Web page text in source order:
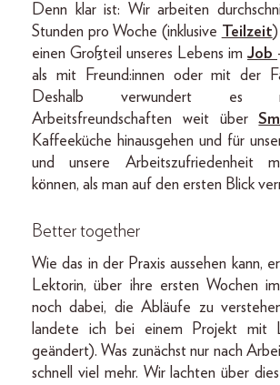
Denn klar ist: Wir arbeiten
Stunden pro Woche (inklusive Teilzeit
einen Großteil unseres Lebens im Job
als mit Freund:innen oder mit der
Deshalb verwundert es
Arbeitsfreundschaften weit über
Kaffeeküche hinausgehen und für
und unsere Arbeitszufriedenheit
können, als man auf den ersten Blick
Better together
Wie das in der Praxis aussehen kann,
Lektorin, über ihre ersten Wochen
noch dabei, die Abläufe zu
landete ich bei einem Projekt mit
geändert). Was zunächst nur nach
schnell viel mehr. Wir lachten über